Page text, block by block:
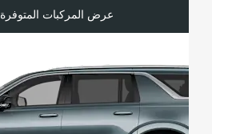
عرض المركبات المتوفرة